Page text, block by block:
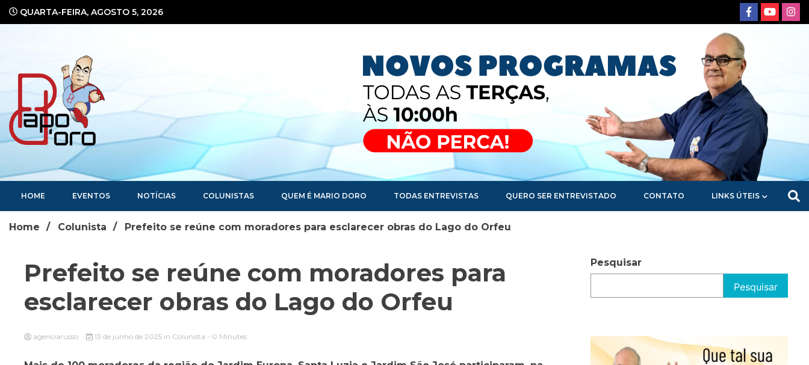
QUARTA-FEIRA, AGOSTO 5, 2026
Portal de Notícias
HOME EVENTOS NOTÍCIAS COLUNISTAS QUEM É MARIO DORO TODAS ENTREVISTAS QUERO SER ENTREVISTADO CONTATO LINKS ÚTEIS
Home Colunista Prefeito se reúne com moradores para esclarecer obras do Lago do Orfeu
Prefeito se reúne com moradores para
esclarecer obras do Lago do Orfeu
agenciarusso 13 de junho de 2025 in Colunista - 0 Minutes
Pesquisar
Pesquisar